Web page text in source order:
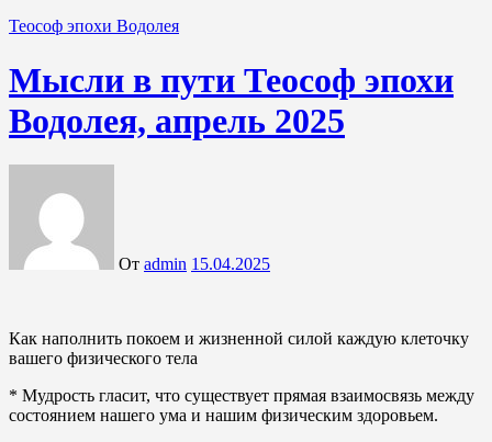
Теософ эпохи Водолея
Мысли в пути Теософ эпохи
Водолея, апрель 2025
От admin 15.04.2025
Как наполнить покоем и жизненной силой каждую клеточку
вашего физического тела
* Мудрость гласит, что существует прямая взаимосвязь между
состоянием нашего ума и нашим физическим здоровьем.